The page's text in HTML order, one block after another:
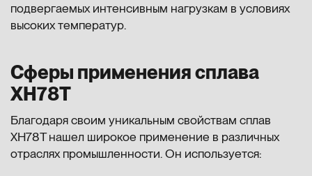
подвергаемых интенсивным нагрузкам в условиях
высоких температур.
Сферы применения сплава
ХН78Т
Благодаря своим уникальным свойствам сплав
ХН78Т нашел широкое применение в различных
отраслях промышленности. Он используется: